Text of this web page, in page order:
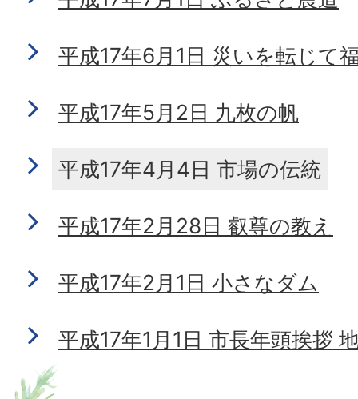
平成17年6月1日 災いを転じて
平成17年5月2日 九枚の帆
平成17年4月4日 市場の伝統
平成17年2月28日 叡尊の教え
平成17年2月1日 小さなダム
平成17年1月1日 市長年頭挨拶